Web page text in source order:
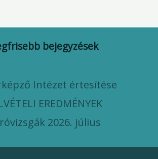
bejegyzések
Intézet értesítése
EREDMÉNYEK
2026. július